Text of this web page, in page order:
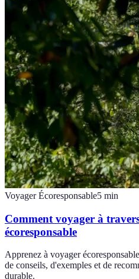
Voyager Écoresponsable5 min
Comment voyager à
écoresponsable
Apprenez à voyager
de conseils, d'exemples et de
durable.